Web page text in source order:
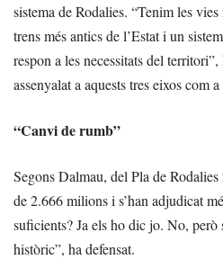
sistema de Rodalies. “Tenim les
trens més antics de l’Estat i un
respon a les necessitats del
assenyalat a aquests tres eixos com
“Canvi de rumb”
Segons Dalmau, del Pla de Rodalies
de 2.666 milions i s’han adjudicat
suficients? Ja els ho dic jo. No, però
històric”, ha defensat.